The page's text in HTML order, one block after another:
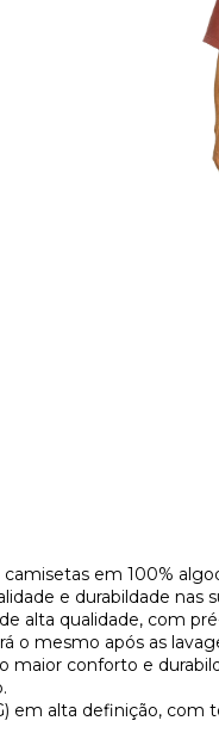
em 100%
e durabildade nas
alta qualidade, com
o mesmo após as
maior conforto e
em alta definição, com